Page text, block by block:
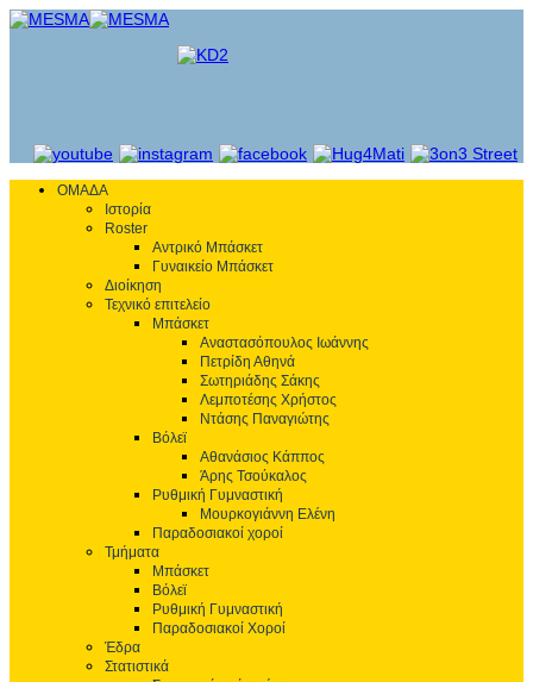
ΟΜΑΔΑ
Ιστορία
Roster
Αντρικό Μπάσκετ
Γυναικείο Μπάσκετ
Διοίκηση
Τεχνικό επιτελείο
Μπάσκετ
Αναστασόπουλος Ιωάννης
Πετρίδη Αθηνά
Σωτηριάδης Σάκης
Λεμποτέσης Χρήστος
Ντάσης Παναγιώτης
Βόλεϊ
Αθανάσιος Κάππος
Άρης Τσούκαλος
Ρυθμική Γυμναστική
Μουρκογιάννη Ελένη
Παραδοσιακοί χοροί
Τμήματα
Μπάσκετ
Βόλεϊ
Ρυθμική Γυμναστική
Παραδοσιακοί Χοροί
Έδρα
Στατιστικά